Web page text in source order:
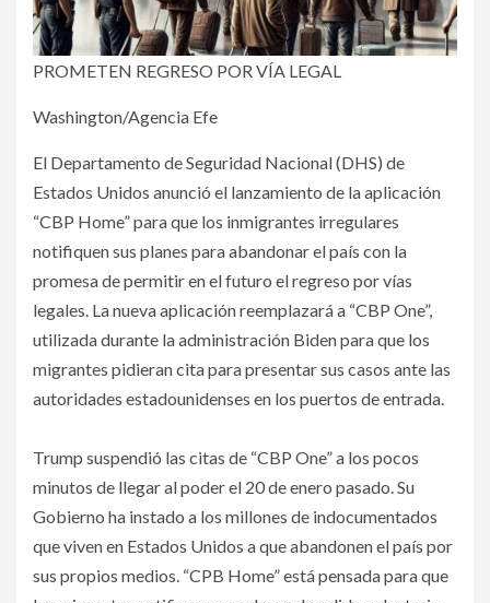
PROMETEN REGRESO POR VÍA LEGAL
Washington/Agencia Efe
El Departamento de Seguridad Nacional (DHS) de
Estados Unidos anunció el lanzamiento de la aplicación
“CBP Home” para que los inmigrantes irregulares
notifiquen sus planes para abandonar el país con la
promesa de permitir en el futuro el regreso por vías
legales. La nueva aplicación reemplazará a “CBP One”,
utilizada durante la administración Biden para que los
migrantes pidieran cita para presentar sus casos ante las
autoridades estadounidenses en los puertos de entrada.
Trump suspendió las citas de “CBP One” a los pocos
minutos de llegar al poder el 20 de enero pasado. Su
Gobierno ha instado a los millones de indocumentados
que viven en Estados Unidos a que abandonen el país por
sus propios medios. “CPB Home” está pensada para que